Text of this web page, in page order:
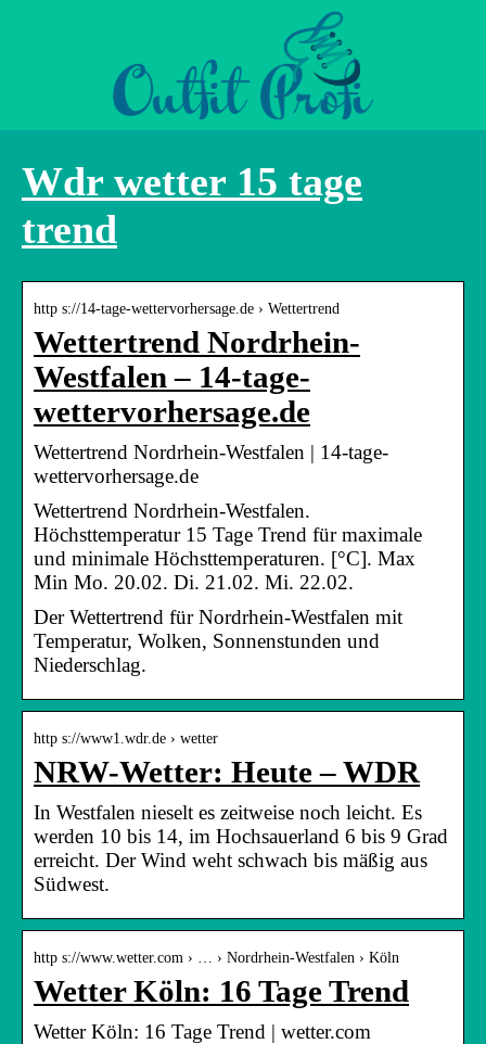
Wdr wetter 15 tage
trend
http s://14-tage-wettervorhersage.de › Wettertrend
Wettertrend Nordrhein-
Westfalen – 14-tage-
wettervorhersage.de
Wettertrend Nordrhein-Westfalen | 14-tage-
wettervorhersage.de
Wettertrend Nordrhein-Westfalen.
Höchsttemperatur 15 Tage Trend für maximale
und minimale Höchsttemperaturen. [°C]. Max
Min Mo. 20.02. Di. 21.02. Mi. 22.02.
Der Wettertrend für Nordrhein-Westfalen mit
Temperatur, Wolken, Sonnenstunden und
Niederschlag.
http s://www1.wdr.de › wetter
NRW-Wetter: Heute – WDR
In Westfalen nieselt es zeitweise noch leicht. Es
werden 10 bis 14, im Hochsauerland 6 bis 9 Grad
erreicht. Der Wind weht schwach bis mäßig aus
Südwest.
http s://www.wetter.com › … › Nordrhein-Westfalen › Köln
Wetter Köln: 16 Tage Trend
Wetter Köln: 16 Tage Trend | wetter.com